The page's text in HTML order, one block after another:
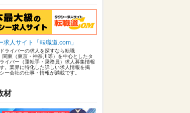
求人サイト「転職道.com」
ライバーの求人を探すなら転職
関東（東京・神奈川等）を中心としたタ
イバー（運転手・乗務員）求人募集情報
。業界に特化した詳しい求人情報を掲
ー会社の仕事・情報が満載です。
材